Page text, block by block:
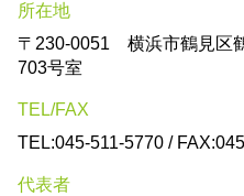
所在地
〒230-0051 横浜市鶴見区
703号室
TEL/FAX
TEL:045-511-5770 /
代表者